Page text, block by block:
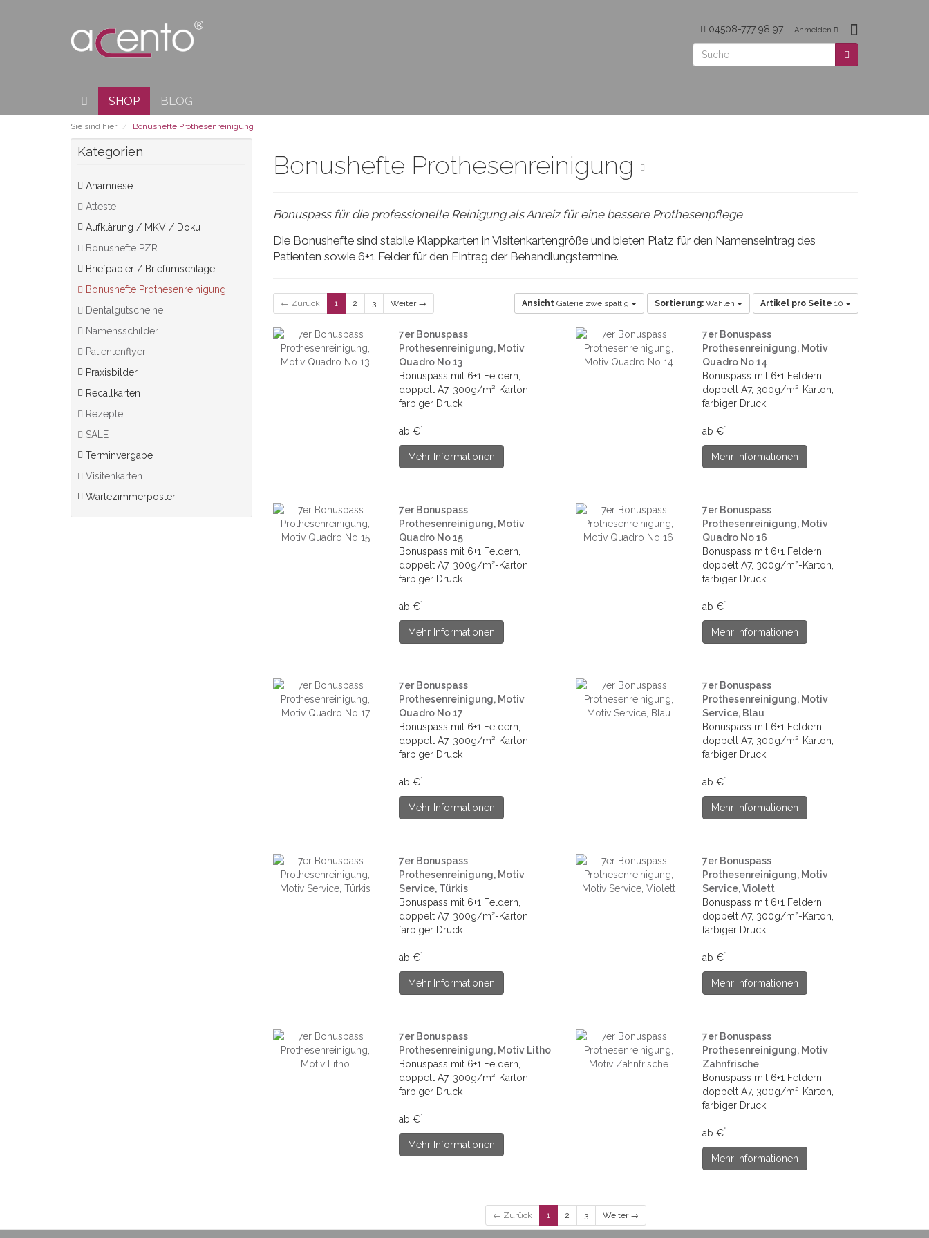
04508-777 98 97 Anmelden
SHOP BLOG
Sie sind hier: Bonushefte Prothesenreinigung
Kategorien
Anamnese
Atteste
Aufklärung / MKV / Doku
Bonushefte PZR
Briefpapier / Briefumschläge
Bonushefte Prothesenreinigung
Dentalgutscheine
Namensschilder
Patientenflyer
Praxisbilder
Recallkarten
Rezepte
SALE
Terminvergabe
Visitenkarten
Wartezimmerposter
Bonushefte Prothesenreinigung
Bonuspass für die professionelle Reinigung als Anreiz für eine bessere Prothesenpflege
Die Bonushefte sind stabile Klappkarten in Visitenkartengröße und bieten Platz für den Namenseintrag des
Patienten sowie 6+1 Felder für den Eintrag der Behandlungstermine.
← Zurück 1 2 3 Weiter → Ansicht Galerie zweispaltig Sortierung: Wählen Artikel pro Seite 10
7er Bonuspass
Prothesenreinigung, Motiv
Quadro No 13
Bonuspass mit 6+1 Feldern,
doppelt A7, 300g/m²-Karton,
farbiger Druck
ab €*
Mehr Informationen
7er Bonuspass
Prothesenreinigung, Motiv
Quadro No 14
Bonuspass mit 6+1 Feldern,
doppelt A7, 300g/m²-Karton,
farbiger Druck
ab €*
Mehr Informationen
7er Bonuspass
Prothesenreinigung, Motiv
Quadro No 15
Bonuspass mit 6+1 Feldern,
doppelt A7, 300g/m²-Karton,
farbiger Druck
ab €*
Mehr Informationen
7er Bonuspass
Prothesenreinigung, Motiv
Quadro No 16
Bonuspass mit 6+1 Feldern,
doppelt A7, 300g/m²-Karton,
farbiger Druck
ab €*
Mehr Informationen
7er Bonuspass
Prothesenreinigung, Motiv
Quadro No 17
Bonuspass mit 6+1 Feldern,
doppelt A7, 300g/m²-Karton,
farbiger Druck
ab €*
Mehr Informationen
7er Bonuspass
Prothesenreinigung, Motiv
Service, Blau
Bonuspass mit 6+1 Feldern,
doppelt A7, 300g/m²-Karton,
farbiger Druck
ab €*
Mehr Informationen
7er Bonuspass
Prothesenreinigung, Motiv
Service, Türkis
Bonuspass mit 6+1 Feldern,
doppelt A7, 300g/m²-Karton,
farbiger Druck
ab €*
Mehr Informationen
7er Bonuspass
Prothesenreinigung, Motiv
Service, Violett
Bonuspass mit 6+1 Feldern,
doppelt A7, 300g/m²-Karton,
farbiger Druck
ab €*
Mehr Informationen
7er Bonuspass
Prothesenreinigung, Motiv Litho
Bonuspass mit 6+1 Feldern,
doppelt A7, 300g/m²-Karton,
farbiger Druck
ab €*
Mehr Informationen
7er Bonuspass
Prothesenreinigung, Motiv
Zahnfrische
Bonuspass mit 6+1 Feldern,
doppelt A7, 300g/m²-Karton,
farbiger Druck
ab €*
Mehr Informationen
← Zurück 1 2 3 Weiter →